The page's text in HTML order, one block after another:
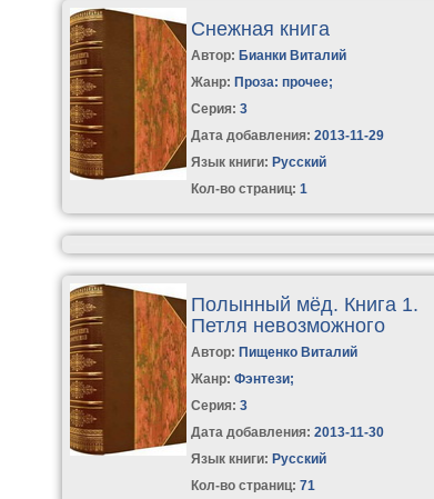
Снежная книга
Автор: Бианки Виталий
Жанр: Проза: прочее;
Серия:3
Дата добавления: 2013-11-29
Язык книги: Русский
Кол-во страниц: 1
Полынный мёд. Книга 1.
Петля невозможного
Автор: Пищенко Виталий
Жанр: Фэнтези;
Серия:3
Дата добавления: 2013-11-30
Язык книги: Русский
Кол-во страниц: 71